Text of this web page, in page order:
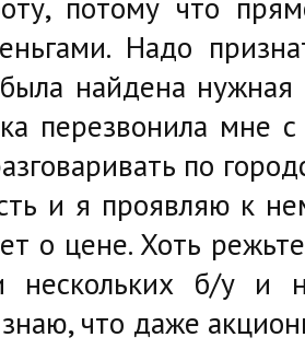
Надо
найдена нужная
перезвонила мне
по
и я проявляю к
о цене. Хоть
нескольких б/у и
что даже